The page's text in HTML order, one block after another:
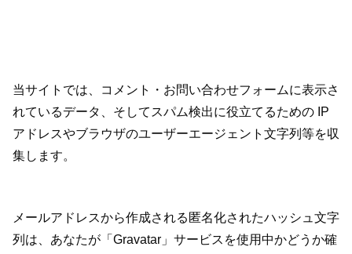
当サイトでは、コメント・お問い合わせフォームに表示さ
れているデータ、そしてスパム検出に役立てるための IP
アドレスやブラウザのユーザーエージェント文字列等を収
集します。
メールアドレスから作成される匿名化されたハッシュ文字
列は、あなたが「Gravatar」サービスを使用中かどうか確